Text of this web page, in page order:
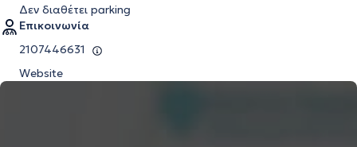
Δεν διαθέτει parking
Επικοινωνία
2107446631
Website